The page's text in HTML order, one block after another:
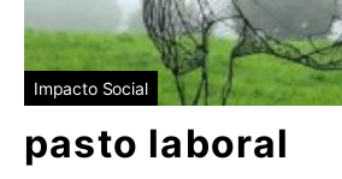
Impacto Social
pasto laboral